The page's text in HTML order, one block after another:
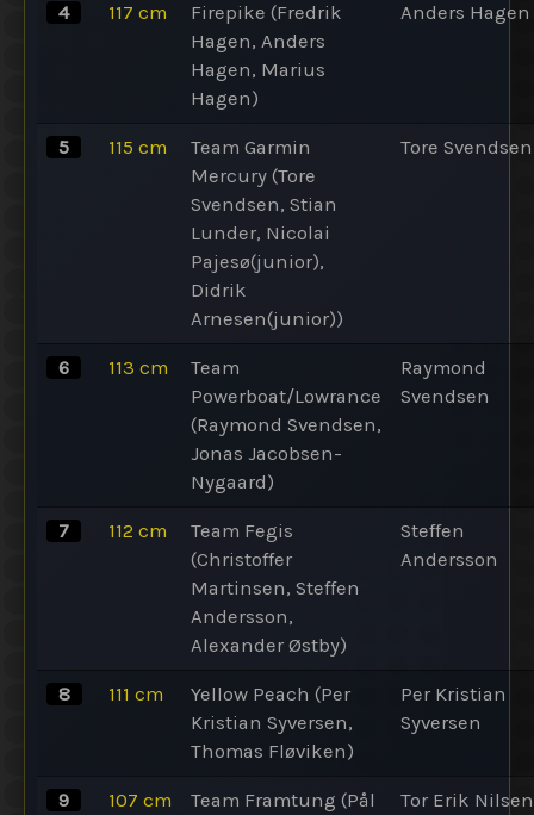
4 117 cm
Firepike (Fredrik
Hagen, Anders
Hagen, Marius
Hagen)
Anders Hagen
5 115 cm
Team Garmin
Mercury (Tore
Svendsen, Stian
Lunder, Nicolai
Pajesø(junior),
Didrik
Arnesen(junior))
Tore Svendsen
6 113 cm
Team
Powerboat/Lowrance
(Raymond Svendsen,
Jonas Jacobsen-
Nygaard)
Raymond
Svendsen
7 112 cm
Team Fegis
(Christoffer
Martinsen, Steffen
Andersson,
Alexander Østby)
Steffen
Andersson
8 111 cm
Yellow Peach (Per
Kristian Syversen,
Thomas Fløviken)
Per Kristian
Syversen
9 107 cm
Team Framtung (Pål
Tor Erik Nilsen